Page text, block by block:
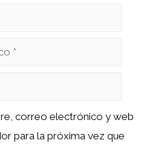
correo electrónico y web
para la próxima vez que